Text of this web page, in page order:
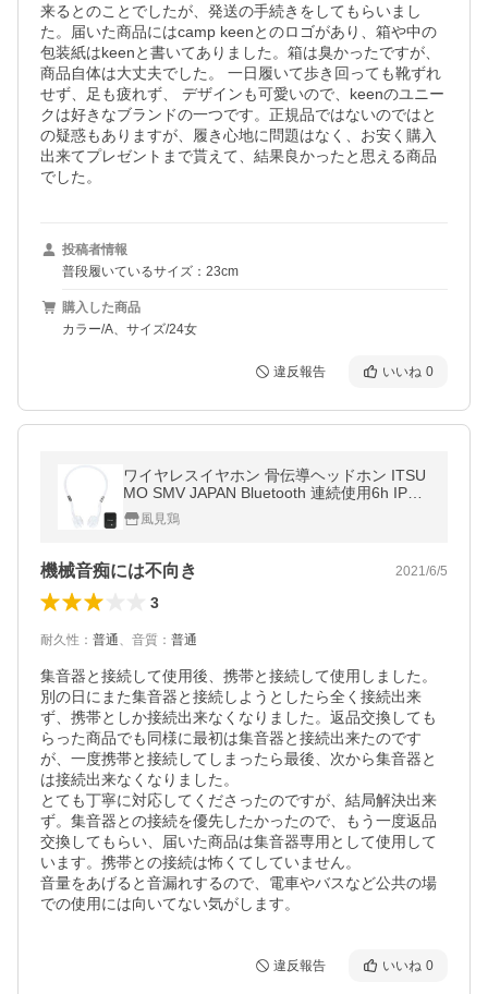
来るとのことでしたが、発送の手続きをしてもらいまし
た。届いた商品にはcamp keenとのロゴがあり、箱や中の
包装紙はkeenと書いてありました。箱は臭かったですが、
商品自体は大丈夫でした。 一日履いて歩き回っても靴ずれ
せず、足も疲れず、 デザインも可愛いので、keenのユニー
クは好きなブランドの一つです。正規品ではないのではと
の疑惑もありますが、履き心地に問題はなく、お安く購入
出来てプレゼントまで貰えて、結果良かったと思える商品
でした。
投稿者情報
普段履いているサイズ：23cm
購入した商品
カラー/A、サイズ/24女
違反報告 いいね 0
ワイヤレスイヤホン 骨伝導ヘッドホン ITSU
MO SMV JAPAN Bluetooth 連続使用6h IPX6
防水 集音器セット ホワイト SMV-60431 ◆
宅 風見鶏
機械音痴には不向き 2021/6/5
3
耐久性 ： 普通、 音質 ： 普通
集音器と接続して使用後、携帯と接続して使用しました。
別の日にまた集音器と接続しようとしたら全く接続出来
ず、携帯としか接続出来なくなりました。返品交換しても
らった商品でも同様に最初は集音器と接続出来たのです
が、一度携帯と接続してしまったら最後、次から集音器と
は接続出来なくなりました。
とても丁寧に対応してくださったのですが、結局解決出来
ず。集音器との接続を優先したかったので、もう一度返品
交換してもらい、届いた商品は集音器専用として使用して
います。携帯との接続は怖くてしていません。
音量をあげると音漏れするので、電車やバスなど公共の場
での使用には向いてない気がします。
違反報告 いいね 0